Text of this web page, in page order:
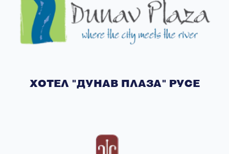
ХОТЕЛ "ДУНАВ ПЛАЗА" РУСЕ